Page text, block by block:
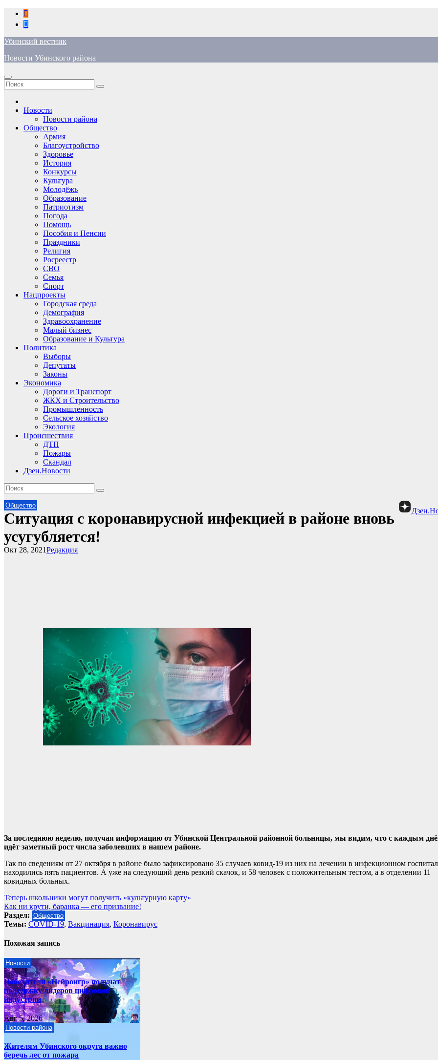
Перейти
содержимому
Убинский вестник
Новости Убинского района
Новости
Новости района
Общество
Армия
Благоустройство
Здоровье
История
Конкурсы
Культура
Молодёжь
Образование
Патриотизм
Погода
Помощь
Пособия и Пенсии
Праздники
Религия
Росреестр
СВО
Семья
Спорт
Нацпроекты
Городская среда
Демография
Здравоохранение
Малый бизнес
Образование и Культура
Политика
Выборы
Депутаты
Законы
Экономика
Дороги и Транспорт
ЖКХ и Строительство
Промышленность
Сельское хозяйство
Экология
Происшествия
ДТП
Пожары
Скандал
Дзен.Новости
Общество
Ситуация с коронавирусной инфекцией в районе вновь
усугубляется!
Редакция
Окт 28, 2021
За последнюю неделю, получая информацию от Убинской Центральной районной больницы, мы видим, что с каждым
идёт заметный рост числа заболевших в нашем районе.
Так по сведениям от 27 октября в районе было зафиксировано 35 случаев ковид-19 из них на лечении в инфекционном
находились пять пациентов. А уже на следующий день резкий скачок, и 58 человек с положительным тестом, а в отделении 11
ковидных больных.
Навигация
по
записям
Теперь школьники могут получить «культурную карту»
Как ни крути, баранка — его призвание!
Раздел: Общество
Темы: COVID-19, Вакцинация, Коронавирус
Похожая запись
Новости
Победители «Нейроигр» получат
поддержку лидеров цифровой
индустрии
Авг 5, 2026
Новости района
Жителям Убинского округа важно
беречь лес от пожара